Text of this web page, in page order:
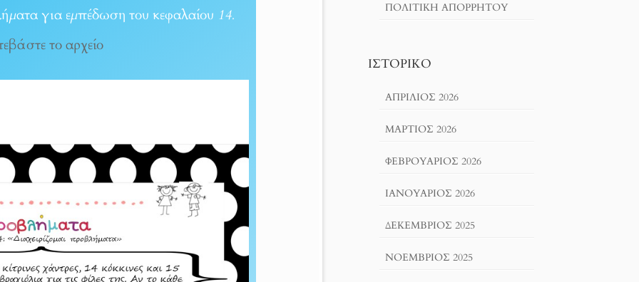
για εμπέδωση του κεφαλαίου 14.
το αρχείο
ΠΟΛΙΤΙΚΉ ΑΠΟΡΡΉΤΟΥ
ΙΣΤΟΡΙΚΌ
ΑΠΡΊΛΙΟΣ 2026
ΜΆΡΤΙΟΣ 2026
ΦΕΒΡΟΥΆΡΙΟΣ 2026
ΙΑΝΟΥΆΡΙΟΣ 2026
ΔΕΚΈΜΒΡΙΟΣ 2025
ΝΟΈΜΒΡΙΟΣ 2025